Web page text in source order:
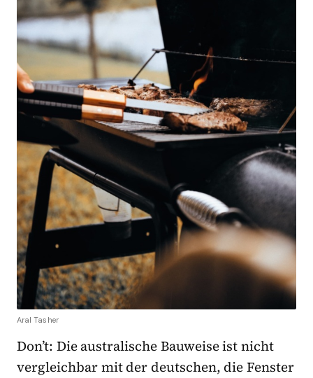
Aral Tasher
Don’t: Die australische Bauweise ist nicht
vergleichbar mit der deutschen, die Fenster